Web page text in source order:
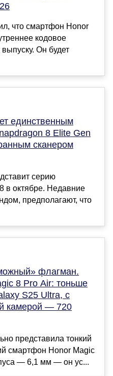
что смартфон Honor
кодовое
Он будет
единственным
8 Elite Gen
сканером
серию
в октябре. Недавние
предполагают, что
флагман.
8 Pro Air: тоньше
S25 Ultra, с
камерой — 720
представила тонкий
смартфон Honor Magic
— 6,1 мм — он ус...